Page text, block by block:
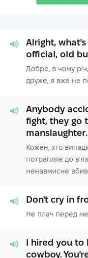
Alright,
official, old
Добре, в чому
друже, я вже не
Anybody
fight, they go
manslaughter.
Кожен, хто
потрапляє до
ненавмисне
Don't cry in
Не плач перед
I hired you to
cowboy.